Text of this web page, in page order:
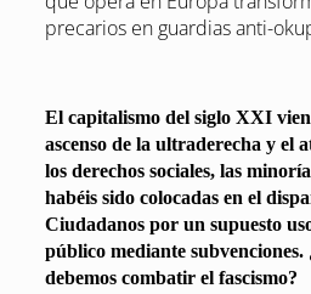
precarios en guardias anti-
El capitalismo del siglo XXI
ascenso de la ultraderecha y el
los derechos sociales, las
habéis sido colocadas en el
Ciudadanos por un supuesto
público mediante subvenciones.
debemos combatir el fascismo?